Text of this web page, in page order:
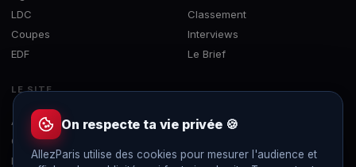
LDC
Coupes
EDF
Classement
Interviews
Le Brief
LE SITE
À propos
Contact
Mentions légales
On respecte ta vie privée 🍪
AllezParis utilise des cookies pour mesurer l'audience et